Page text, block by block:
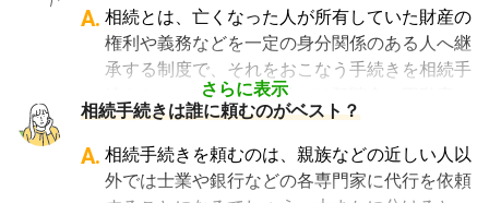
っている行政書士に相続手続きの相談をして
も、期待した結果は得られないでしょう。
また税理士であれば、相続は税理士試験の必修
科目でないことから資格試験を取る時に選択し
ていない人にとっては専門外となります。
よって、相続手続きを専門に行っている士業
や、相続手続きの実績が多数ある士業を選ぶこ
とが、スムーズで間違いのない相続手続きのた
さらに表示
A. 相続とは、亡くなった人が所有していた財産の
権利や義務などを一定の身分関係のある人へ継
承する制度で、それをおこなう手続きを相続手
続きといいます。具体的には預貯金や不動産、
借金なども含めた亡くなった人の財産を配偶者
や子どもなどの相続人に引き継ぐ手続きのこと
です。相続手続きが大変と言われるのは、その
相続手続きは誰に頼むのがベスト？
A. 相続手続きを頼むのは、親族などの近しい人以
外では士業や銀行などの各専門家に代行を依頼